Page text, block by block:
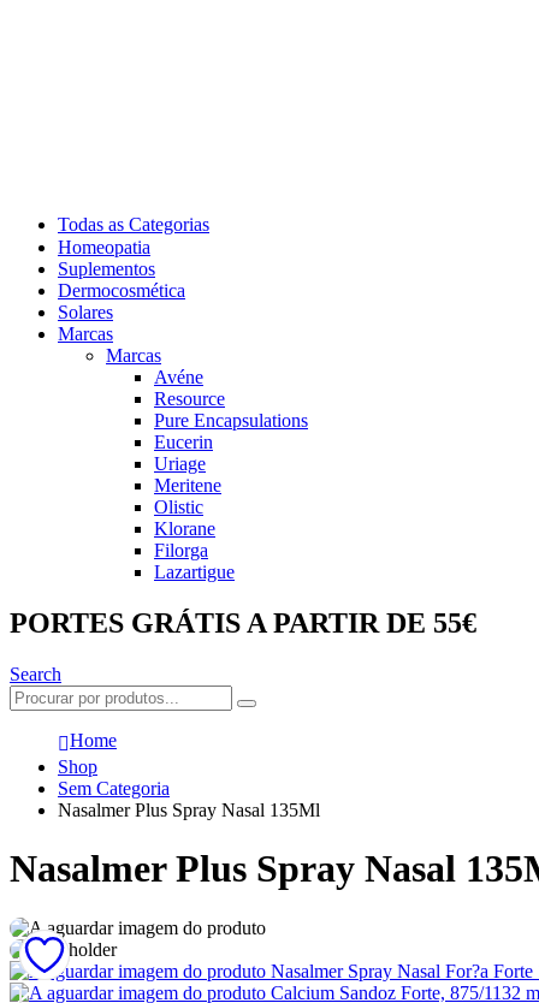
Todas as Categorias
Homeopatia
Suplementos
Dermocosmética
Solares
Marcas
Marcas
Avéne
Resource
Pure Encapsulations
Eucerin
Uriage
Meritene
Olistic
Klorane
Filorga
Lazartigue
PORTES GRÁTIS A PARTIR DE 55€
Search
Home
Shop
Sem Categoria
Nasalmer Plus Spray Nasal 135Ml
Nasalmer Plus Spray Nasal
Nasalmer Spray Nasal For?a
Calcium Sandoz Forte, 875/1132